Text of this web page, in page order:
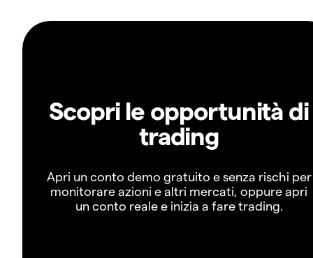
Scopri le opportunità di
trading
Apri un conto demo gratuito e senza rischi per
monitorare azioni e altri mercati, oppure apri
un conto reale e inizia a fare trading.